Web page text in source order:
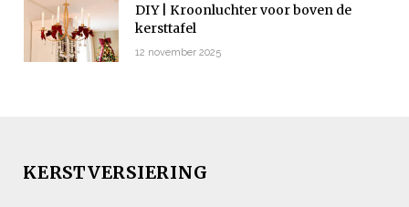
DIY | Kroonluchter voor boven de
kersttafel
12 november 2025
KERSTVERSIERING